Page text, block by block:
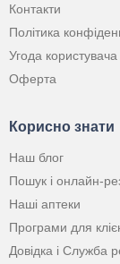
Контакти
Політика
Угода користувача
Оферта
Корисно знати
Наш блог
Пошук і онлайн-
Наші аптеки
Програми для
Довідка і Служба